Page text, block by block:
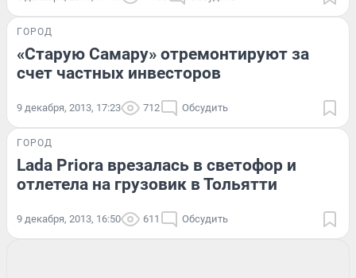
ГОРОД
«Старую Самару» отремонтируют за
счет частных инвесторов
9 декабря, 2013, 17:23 712 Обсудить
ГОРОД
Lada Priora врезалась в светофор и
отлетела на грузовик в Тольятти
9 декабря, 2013, 16:50 611 Обсудить